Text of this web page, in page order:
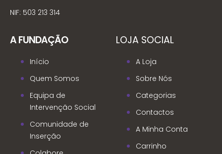
NIF: 503 213 314
A FUNDAÇÃO
Início
Quem Somos
Equipa de
Intervenção Social
Comunidade de
Inserção
LOJA SOCIAL
A Loja
Sobre Nós
Categorias
Contactos
A Minha Conta
Carrinho